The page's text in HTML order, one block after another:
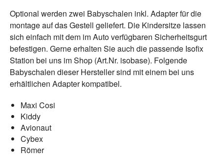
Optional werden zwei Babyschalen inkl. Adapter für die
montage auf das Gestell geliefert. Die Kindersitze lassen
sich einfach mit dem im Auto verfügbaren Sicherheitsgurt
befestigen. Gerne erhalten Sie auch die passende Isofix
Station bei uns im Shop (Art.Nr. isobase). Folgende
Babyschalen dieser Hersteller sind mit einem bei uns
erhältlichen Adapter kompatibel.
Maxi Cosi
Kiddy
Avionaut
Cybex
Römer